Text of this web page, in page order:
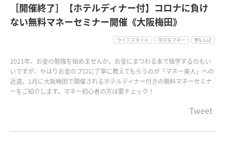
［開催終了］【ホテルディナー付】コロナに負け
ない無料マネーセミナー開催《大阪梅田》
ライフスタイル 学び＆マネー なんば
2021年、お金の勉強を始めませんか。お金にまつわる本で独学するのもい
いですが、やはりお金のプロに丁寧に教えてもらうのが「マネー美人」への
近道。1月に大阪梅田で開催されるホテルディナー付きの無料マネーセミナ
ーをご紹介します。マネー初心者の方は要チェック！
Tweet